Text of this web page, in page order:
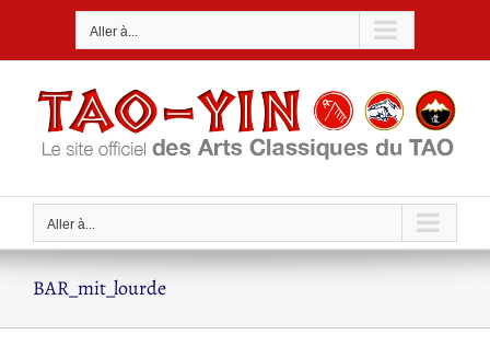
Aller à...
Aller à...
BAR_mit_lourde